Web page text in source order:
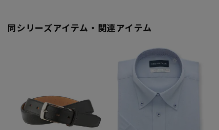
同シリーズアイテム・関連アイテム